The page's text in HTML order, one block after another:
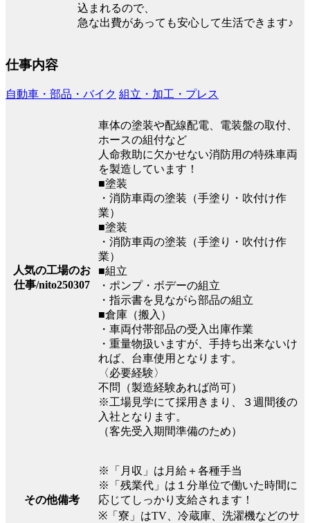
込まれるので、
急な出費があっても安心して生活できます♪
仕事内容
自動車・部品・バイク 組立・加工・プレス
人気の工場のお
仕事/nito250307
車体の塗装や配線配電、電装盤の取付、
ホースの組付など
人命救助に欠かせない消防用の特殊車両
を製造しています！
■塗装
・消防車両の塗装（手塗り・吹付け作
業）
■塗装
・消防車両の塗装（手塗り・吹付け作
業）
■組立
・ポンプ・ボデーの組立
・指示書を見ながら部品の組立
■倉庫（搬入）
・車両付帯部品の受入出庫作業
・重量物扱いますが、手持ち出来ないけ
れば、台車使用となります。
〈必要経験〉
不問（製造経験あれば尚可）
※工場見学にて採用きまり、３週間後の
入社となります。
（客先受入期間準備のため）
その他備考
※「月収」は月給＋各種手当
※「残業代」は１分単位で働いた時間に
応じてしっかり支給されます！
※「寮」はTV、冷蔵庫、洗濯機などのサ